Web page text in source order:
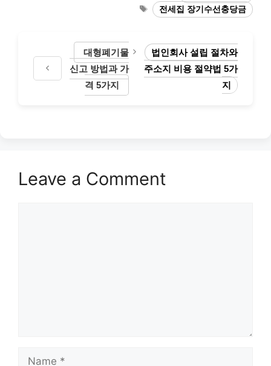
Tags전세집 장기수선충당금
대형폐기물
신고 방법과 가
격 5가지
법인회사 설립 절차와
주소지 비용 절약법 5가
지
Leave a Comment